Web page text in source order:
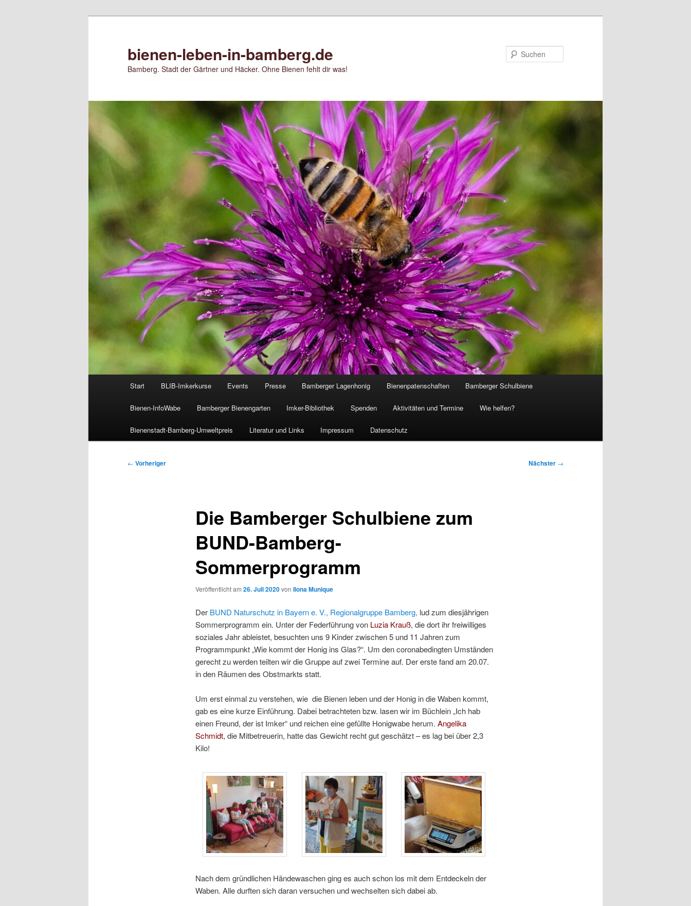
bienen-leben-in-bamberg.de
Bamberg. Stadt der Gärtner und Häcker. Ohne Bienen fehlt dir was!
Start BLIB-Imkerkurse Events Presse Bamberger Lagenhonig Bienenpatenschaften Bamberger Schulbiene
Bienen-InfoWabe Bamberger Bienengarten Imker-Bibliothek Spenden Aktivitäten und Termine Wie helfen?
Bienenstadt-Bamberg-Umweltpreis Literatur und Links Impressum Datenschutz
Beitragsnavigation
← Vorheriger Nächster →
Die Bamberger Schulbiene zum
BUND-Bamberg-
Sommerprogramm
Veröffentlicht am 26. Juli 2020von Ilona Munique
Der BUND Naturschutz in Bayern e. V., Regionalgruppe Bamberg, lud zum diesjährigen
Sommerprogramm ein. Unter der Federführung von Luzia Krauß, die dort ihr freiwilliges
soziales Jahr ableistet, besuchten uns 9 Kinder zwischen 5 und 11 Jahren zum
Programmpunkt „Wie kommt der Honig ins Glas?“. Um den coronabedingten Umständen
gerecht zu werden teilten wir die Gruppe auf zwei Termine auf. Der erste fand am 20.07.
in den Räumen des Obstmarkts statt.
Um erst einmal zu verstehen, wie die Bienen leben und der Honig in die Waben kommt,
gab es eine kurze Einführung. Dabei betrachteten bzw. lasen wir im Büchlein „Ich hab
einen Freund, der ist Imker“ und reichen eine gefüllte Honigwabe herum. Angelika
Schmidt, die Mitbetreuerin, hatte das Gewicht recht gut geschätzt – es lag bei über 2,3
Kilo!
Nach dem gründlichen Händewaschen ging es auch schon los mit dem Entdeckeln der
Waben. Alle durften sich daran versuchen und wechselten sich dabei ab.